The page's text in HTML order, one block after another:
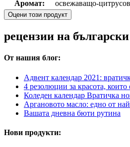
Аромат:
освежаващо-цитрусов
Оцени този продукт
рецензии на
От нашия блог:
Адвент календар 2021:
4 резолюции за красота,
Коледен календар Вратичка
Аргановото масло: едно от
Вашата дневна бюти рутина
Нови продукти: